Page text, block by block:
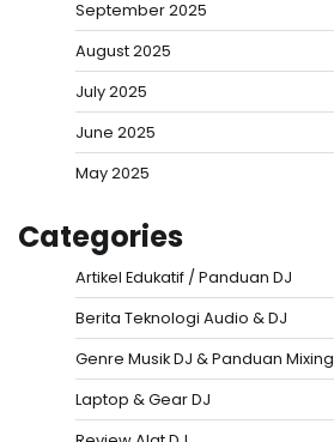
September 2025
August 2025
July 2025
June 2025
May 2025
Categories
Artikel Edukatif / Panduan DJ
Berita Teknologi Audio & DJ
Genre Musik DJ & Panduan Mixing
Laptop & Gear DJ